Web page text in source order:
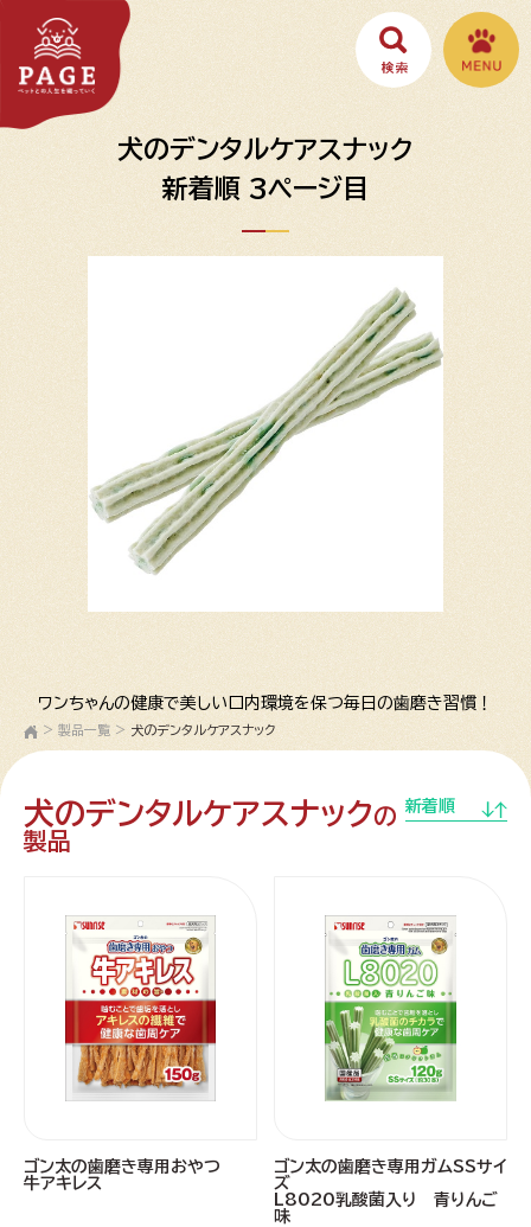
犬のデンタルケアスナック
新着順 3ページ目
ワンちゃんの健康で美しい口内環境を保つ毎日の歯磨き習慣！
> 製品一覧 > 犬のデンタルケアスナック
犬のデンタルケアスナックの
製品
新着順
ゴン太の歯磨き専用おやつ
牛アキレス
ゴン太の歯磨き専用ガムSSサイ
ズ
L8020乳酸菌入り 青りんご
味